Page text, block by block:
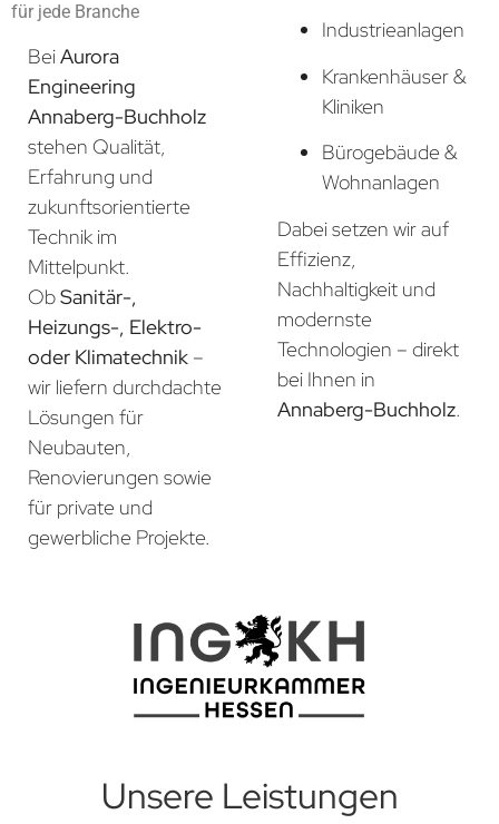
für jede Branche
BeiAurora
Engineering
Annaberg-Buchholz
stehen Qualität,
Erfahrung und
zukunftsorientierte
Technik im
Mittelpunkt.
ObSanitär-,
Heizungs-, Elektro-
oder Klimatechnik –
wir liefern durchdachte
Lösungen für
Neubauten,
Renovierungen sowie
für private und
gewerbliche Projekte.
Industrieanlagen
Krankenhäuser &
Kliniken
Bürogebäude &
Wohnanlagen
Dabei setzen wir auf
Effizienz,
Nachhaltigkeit und
modernste
Technologien – direkt
bei Ihnen in
Annaberg-Buchholz.
Unsere Leistungen